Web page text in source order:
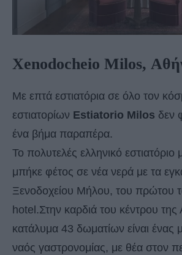
Xenodocheio Milos,
Με επτά εστιατόρια σε όλο τον
εστιατορίων Estiatorio Milos δεν
ένα βήμα παραπέρα.
Το πολυτελές ελληνικό εστιατόριο
μπήκε φέτος σε νέα νερά με τα
Ξενοδοχείου Μήλου, του πρώτου
hotel.Στην καρδιά του κέντρου
κατάλυμα 43 δωματίων είναι ένας
ναός γαστρονομίας, με θέα στον